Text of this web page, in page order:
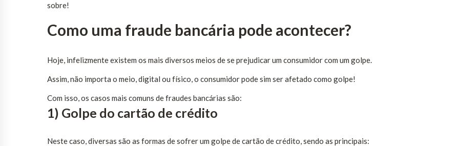
sobre!
Como uma fraude bancária pode acontecer?
Hoje, infelizmente existem os mais diversos meios de se prejudicar um consumidor com um golpe.
Assim, não importa o meio, digital ou físico, o consumidor pode sim ser afetado como golpe!
Com isso, os casos mais comuns de fraudes bancárias são:
1) Golpe do cartão de crédito
Neste caso, diversas são as formas de sofrer um golpe de cartão de crédito, sendo as principais: